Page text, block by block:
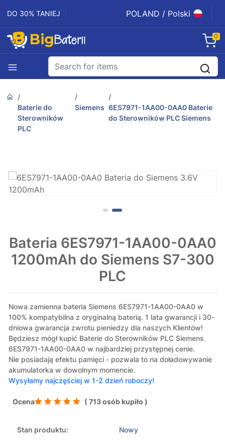
DO 30% TANIEJ POLAND / Polski
0
Baterie do
Sterowników
PLC
Siemens 6ES7971-1AA00-0AA0 Baterie
do Sterowników PLC Siemens
Bateria 6ES7971-1AA00-0AA0
1200mAh do Siemens S7-300
PLC
Nowa zamienna bateria Siemens 6ES7971-1AA00-0AA0 w
100% kompatybilna z oryginalną baterią. 1 lata gwarancji i 30-
dniowa gwarancja zwrotu pieniedzy dla naszych Klientów!
Będziesz mógł kupić Baterie do Sterowników PLC Siemens
6ES7971-1AA00-0AA0 w najbardziej przystępnej cenie.
Nie posiadają efektu pamięci - pozwala to na doładowywanie
akumulatorka w dowolnym momencie.
Wysyłamy najczęściej w 1-2 dzień roboczy!
Ocena ( 713 osób kupiło )
Stan produktu: Nowy